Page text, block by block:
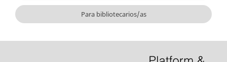
Para bibliotecarios/as